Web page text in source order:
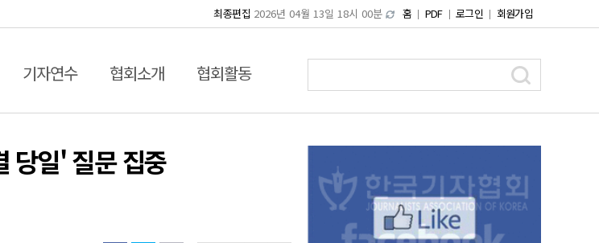
홈 PDF 로그인 회원가입
최종편집 2026년 04월 13일 18시 00분
기자연수 협회소개 협회활동
당일' 질문 집중